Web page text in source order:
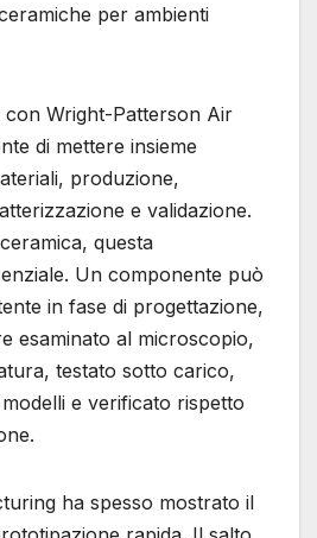
per ambienti
Wright-Patterson Air
di mettere insieme
produzione,
e validazione.
questa
Un componente può
in fase di progettazione,
esaminato al microscopio,
testato sotto carico,
e verificato rispetto
ha spesso mostrato il